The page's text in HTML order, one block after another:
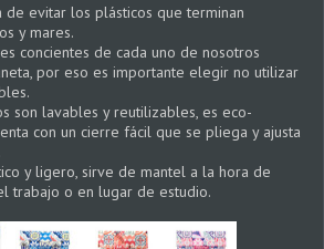
de evitar los plásticos que terminan
y mares.
concientes de cada uno de nosotros
por eso es importante elegir no utilizar
son lavables y reutilizables, es eco-
con un cierre fácil que se pliega y ajusta
y ligero, sirve de mantel a la hora de
trabajo o en lugar de estudio.